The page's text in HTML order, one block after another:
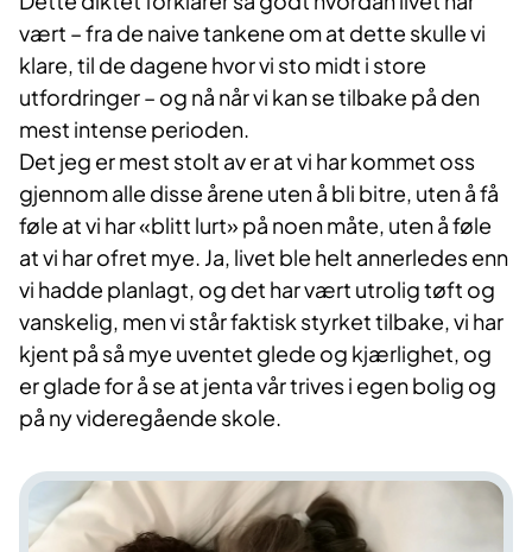
vært – fra de naive tankene om at dette skulle vi
klare, til de dagene hvor vi sto midt i store
utfordringer – og nå når vi kan se tilbake på den
mest intense perioden.
Det jeg er mest stolt av er at vi har kommet oss
gjennom alle disse årene uten å bli bitre, uten å få
føle at vi har «blitt lurt» på noen måte, uten å føle
at vi har ofret mye. Ja, livet ble helt annerledes enn
vi hadde planlagt, og det har vært utrolig tøft og
vanskelig, men vi står faktisk styrket tilbake, vi har
kjent på så mye uventet glede og kjærlighet, og
er glade for å se at jenta vår trives i egen bolig og
på ny videregående skole.